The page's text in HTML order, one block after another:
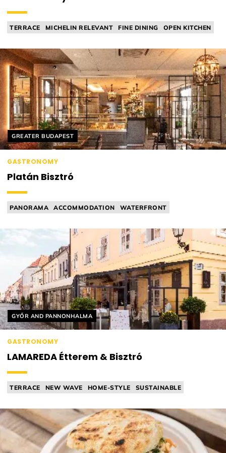
TERRACE MICHELIN RELEVANT FINE DINING
OPEN KITCHEN
Helyszín címkék:
GREATER BUDAPEST
GASTRONOMY
Platán Bisztró
PANORAMA ACCOMMODATION
WATERFRONT
Helyszín címkék:
GYŐR AND PANNONHALMA
GASTRONOMY
LAMAREDA Étterem & Bisztró
TERRACE NEW WAVE HOME-STYLE
SUSTAINABLE